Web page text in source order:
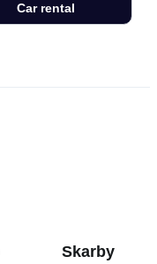
Car rental
Skarby